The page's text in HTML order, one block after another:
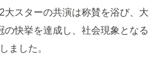
大スターの共演は称賛を浴び、大
の快挙を達成し、社会現象となる
ました。